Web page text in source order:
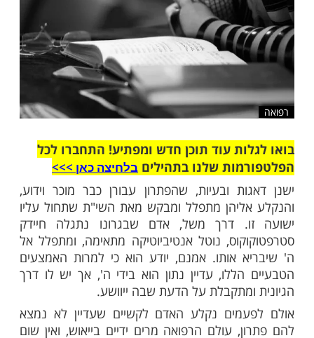
עוד תוכן חדש ומפתיע! התחברו לכל
שלנו בתהיליםבלחיצה כאן >>>​
ובעיות, שהפתרון עבורן כבר מוכר וידוע,